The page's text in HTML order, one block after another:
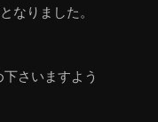
なりました。
さいますよう